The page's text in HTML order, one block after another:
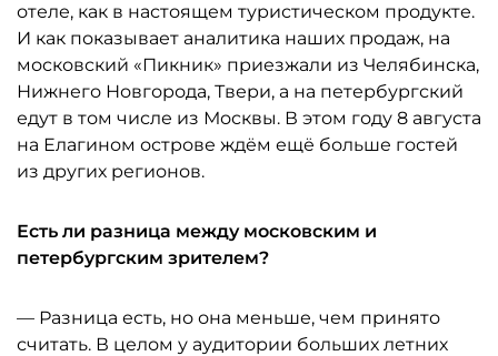
отеле, как в настоящем туристическом продукте.
И как показывает аналитика наших продаж, на
московский «Пикник» приезжали из Челябинска,
Нижнего Новгорода, Твери, а на петербургский
едут в том числе из Москвы. В этом году 8 августа
на Елагином острове ждём ещё больше гостей
из других регионов.
Есть ли разница между московским и
петербургским зрителем?
— Разница есть, но она меньше, чем принято
считать. В целом у аудитории больших летних